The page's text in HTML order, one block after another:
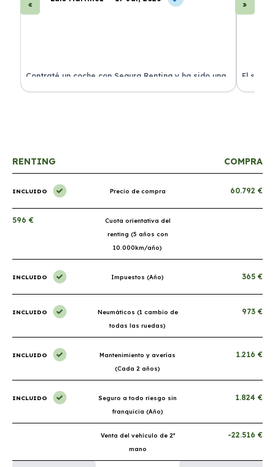
Contraté un coche con Segura Renting y ha sido una
experiencia fantástica. Todo incluido y sin sorpresas.
El
proceso
RENTING COMPRA
INCLUIDO Precio de compra 60.792 €
596 €
Cuota orientativa del
renting (5 años con
10.000km/año)
INCLUIDO Impuestos (Año) 365 €
INCLUIDO
Neumáticos (1 cambio de
todas las ruedas)
973 €
INCLUIDO
Mantenimiento y averías
(Cada 2 años)
1.216 €
INCLUIDO
Seguro a todo riesgo sin
franquicia (Año)
1.824 €
Venta del vehículo de 2ª
mano
-22.516 €